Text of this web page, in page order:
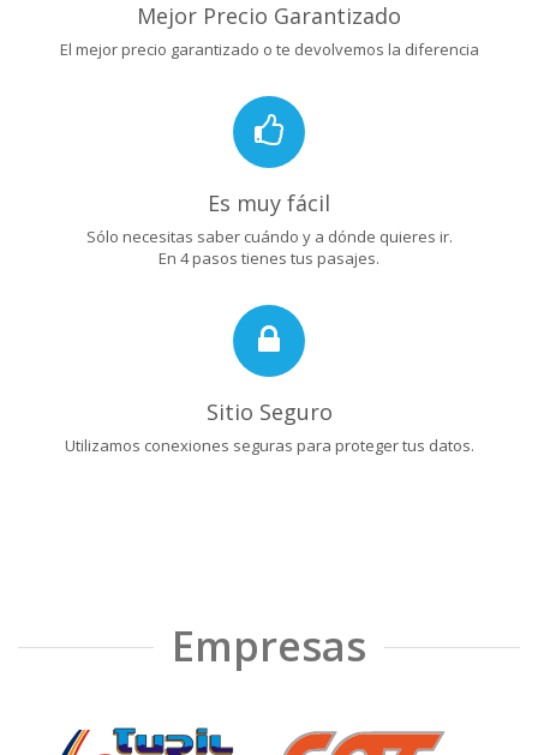
Mejor Precio Garantizado
El mejor precio garantizado o te devolvemos la diferencia
Es muy fácil
Sólo necesitas saber cuándo y a dónde quieres ir.
En 4 pasos tienes tus pasajes.
Sitio Seguro
Utilizamos conexiones seguras para proteger tus datos.
Empresas
❮ ❯